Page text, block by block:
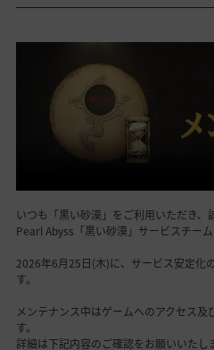
いつも「黒い砂漠」をご利用いただき、
Pearl Abyss「黒い砂漠」サービスチーム
2026年6月25日(木)に、サービス安定化
す。
メンテナンス中はゲームへのアクセス
す。
詳細は下記内容のご確認をお願いいたし